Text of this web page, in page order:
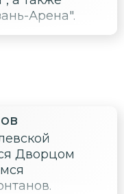
Арена".
Дворцом